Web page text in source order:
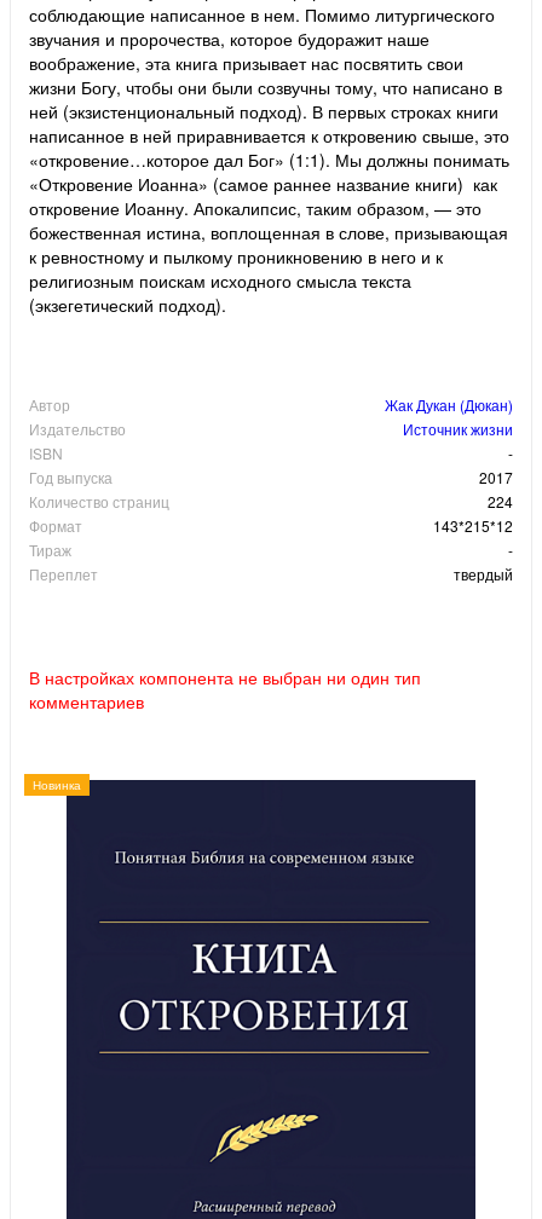
соблюдающие написанное в нем. Помимо литургического
звучания и пророчества, которое будоражит наше
воображение, эта книга призывает нас посвятить свои
жизни Богу, чтобы они были созвучны тому, что написано в
ней (экзистенциональный подход). В первых строках книги
написанное в ней приравнивается к откровению свыше, это
«откровение…которое дал Бог» (1:1). Мы должны понимать
«Откровение Иоанна» (самое раннее название книги) как
откровение Иоанну. Апокалипсис, таким образом, — это
божественная истина, воплощенная в слове, призывающая
к ревностному и пылкому проникновению в него и к
религиозным поискам исходного смысла текста
(экзегетический подход).
Автор
Жак Дукан (Дюкан)
Издательство
Источник жизни
ISBN
-
Год выпуска
2017
Количество страниц
224
Формат
143*215*12
Тираж
-
Переплет
твердый
В настройках компонента не выбран ни один тип
комментариев
Новинка